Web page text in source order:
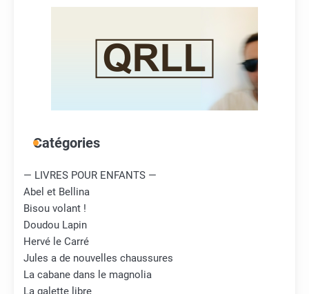
Catégories
— LIVRES POUR ENFANTS —
Abel et Bellina
Bisou volant !
Doudou Lapin
Hervé le Carré
Jules a de nouvelles chaussures
La cabane dans le magnolia
La galette libre